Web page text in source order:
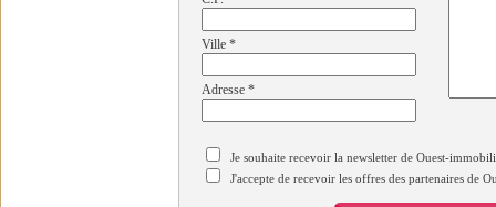
Ville *
Adresse *
Je souhaite recevoir la newsletter de Ouest-
J'accepte de recevoir les offres des partenaires de